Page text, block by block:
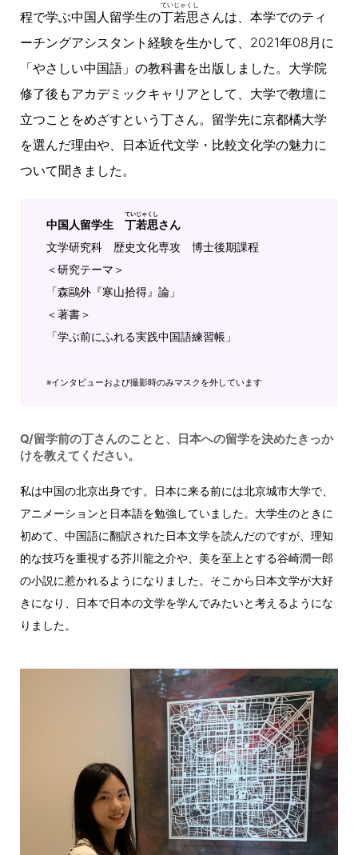
程で学ぶ中国人留学生の丁若思
ていじゃくし
さんは、本学でのティ
ーチングアシスタント経験を生かして、2021年08月に
「やさしい中国語」の教科書を出版しました。大学院
修了後もアカデミックキャリアとして、大学で教壇に
立つことをめざすという丁さん。留学先に京都橘大学
を選んだ理由や、日本近代文学・比較文化学の魅力に
ついて聞きました。
中国人留学生丁若思
ていじゃくし
さん
文学研究科 歴史文化専攻 博士後期課程
＜研究テーマ＞
「森鷗外『寒山拾得』論」
＜著書＞
「学ぶ前にふれる実践中国語練習帳」
※インタビューおよび撮影時のみマスクを外しています
Q/留学前の丁さんのことと、日本への留学を決めたきっか
けを教えてください。
私は中国の北京出身です。日本に来る前には北京城市大学で、
アニメーションと日本語を勉強していました。大学生のときに
初めて、中国語に翻訳された日本文学を読んだのですが、理知
的な技巧を重視する芥川龍之介や、美を至上とする谷崎潤一郎
の小説に惹かれるようになりました。そこから日本文学が大好
きになり、日本で日本の文学を学んでみたいと考えるようにな
りました。